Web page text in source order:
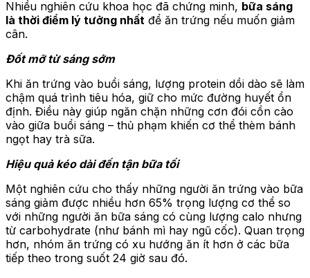
Nhiều nghiên cứu khoa học đã chứng minh, bữa sáng
là thời điểm lý tưởng nhất để ăn trứng nếu muốn giảm
cân.
Đốt mỡ từ sáng sớm
Khi ăn trứng vào buổi sáng, lượng protein dồi dào sẽ làm
chậm quá trình tiêu hóa, giữ cho mức đường huyết ổn
định. Điều này giúp ngăn chặn những cơn đói cồn cào
vào giữa buổi sáng – thủ phạm khiến cơ thể thèm bánh
ngọt hay trà sữa.
Hiệu quả kéo dài đến tận bữa tối
Một nghiên cứu cho thấy những người ăn trứng vào bữa
sáng giảm được nhiều hơn 65% trọng lượng cơ thể so
với những người ăn bữa sáng có cùng lượng calo nhưng
từ carbohydrate (như bánh mì hay ngũ cốc). Quan trọng
hơn, nhóm ăn trứng có xu hướng ăn ít hơn ở các bữa
tiếp theo trong suốt 24 giờ sau đó.